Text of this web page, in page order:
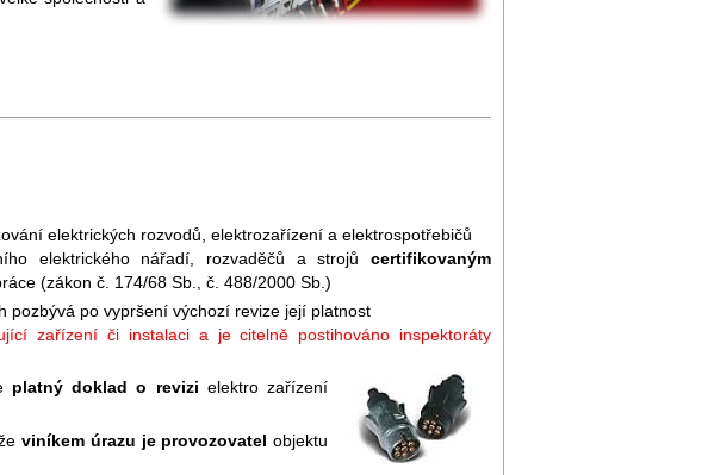
elektrických rozvodů, elektrozařízení a elektrospotřebičů
elektrického nářadí, rozvaděčů a strojů certifikovaným
(zákon č. 174/68 Sb., č. 488/2000 Sb.)
pozbývá po vypršení výchozí revize její platnost
zařízení či instalaci a je citelně postihováno inspektoráty
platný doklad o revizi elektro zařízení
viníkem úrazu je provozovatel objektu